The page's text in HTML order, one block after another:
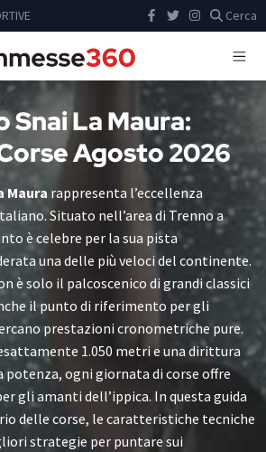
Cerca
La Maura:
Agosto 2026
Maura rappresenta l’eccellenza
Situato nell’area di Trenno a
è celebre per la sua pista
una delle più veloci del continente.
è solo il palcoscenico di grandi classici
il punto di riferimento per gli
prestazioni cronometriche pure.
1.050 metri e una dirittura
potenza, ogni giornata di corse offre
gli amanti dell’ippica. In questa guida
delle corse, le caratteristiche tecniche
strategie per puntare sui